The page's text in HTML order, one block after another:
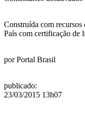
Construída com
País com certificação de
porPortal Brasil
publicado:
23/03/2015 13h07